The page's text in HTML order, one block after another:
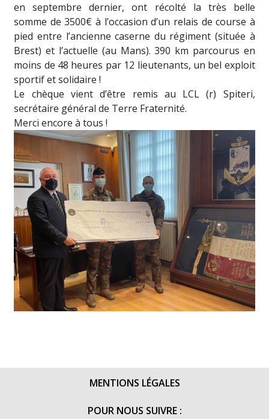
en septembre dernier, ont récolté la très belle
somme de 3500€ à l’occasion d’un relais de course à
pied entre l’ancienne caserne du régiment (située à
Brest) et l’actuelle (au Mans). 390 km parcourus en
moins de 48 heures par 12 lieutenants, un bel exploit
sportif et solidaire !
Le chèque vient d’être remis au LCL (r) Spiteri,
secrétaire général de Terre Fraternité.
Merci encore à tous !
MENTIONS LÉGALES
POUR NOUS SUIVRE :